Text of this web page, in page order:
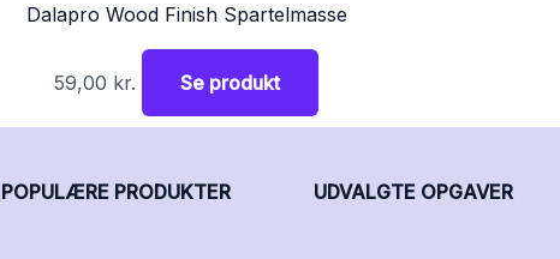
Dalapro Wood Finish Spartelmasse
59,00 kr. Se produkt
POPULÆRE PRODUKTER UDVALGTE OPGAVER